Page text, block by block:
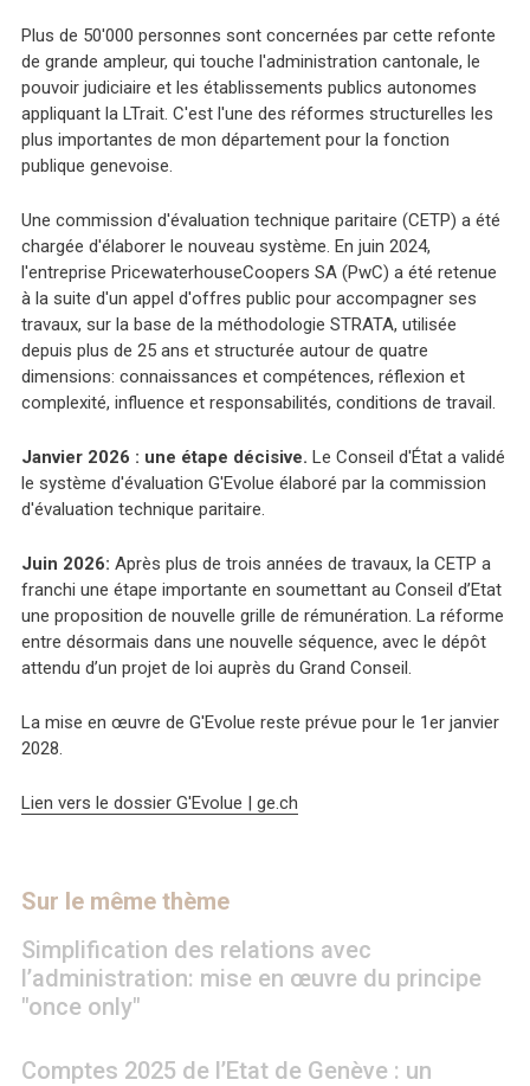
Sur le même thème
Simplification des relations avec
l’administration: mise en œuvre du principe
"once only"
Comptes 2025 de l’Etat de Genève : un
Plus de 50'000 personnes sont concernées par cette refonte
de grande ampleur, qui touche l'administration cantonale, le
pouvoir judiciaire et les établissements publics autonomes
appliquant la LTrait. C'est l'une des réformes structurelles les
plus importantes de mon département pour la fonction
publique genevoise.
Une commission d'évaluation technique paritaire (CETP) a été
chargée d'élaborer le nouveau système. En juin 2024,
l'entreprise PricewaterhouseCoopers SA (PwC) a été retenue
à la suite d'un appel d'offres public pour accompagner ses
travaux, sur la base de la méthodologie STRATA, utilisée
depuis plus de 25 ans et structurée autour de quatre
dimensions: connaissances et compétences, réflexion et
complexité, influence et responsabilités, conditions de travail.
Janvier 2026 : une étape décisive. Le Conseil d'État a validé
le système d'évaluation G'Evolue élaboré par la commission
d'évaluation technique paritaire.
Juin 2026: Après plus de trois années de travaux, la CETP a
franchi une étape importante en soumettant au Conseil d’Etat
une proposition de nouvelle grille de rémunération. La réforme
entre désormais dans une nouvelle séquence, avec le dépôt
attendu d’un projet de loi auprès du Grand Conseil.
La mise en œuvre de G'Evolue reste prévue pour le 1er janvier
2028.
Lien vers le dossier G'Evolue | ge.ch